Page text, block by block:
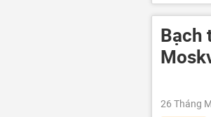
Bạch
26 Tháng